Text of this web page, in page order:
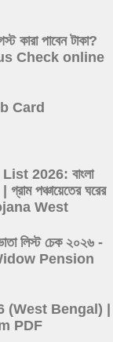
কারা পাবেন টাকা?
Check online
Card
2026: বাংলা
পঞ্চায়েতের ঘরের
West
লিস্ট চেক ২০২৬ -
Pension
(West Bengal) |
PDF